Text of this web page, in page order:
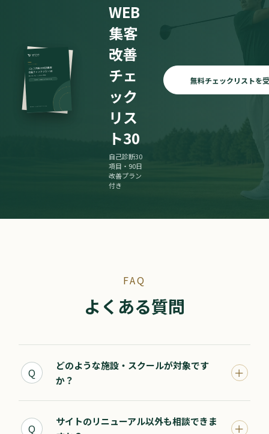
WEB
集客
改善
チェ
ック
リス
ト30
自己診断30
項目・90日
改善プラン
付き
無料チェックリストを
FAQ
よくある質問
Q
どのような施設・スクールが対象です
か？
＋
Q
サイトのリニューアル以外も相談できま
＋